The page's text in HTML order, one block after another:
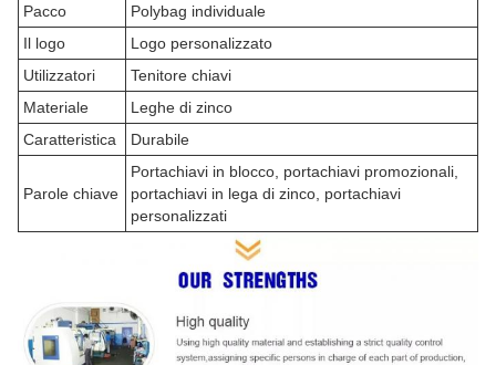
Pacco
Polybag individuale
Il logo
Logo personalizzato
Utilizzatori
Tenitore chiavi
Materiale
Leghe di zinco
Caratteristica
Durabile
Parole chiave
Portachiavi in blocco, portachiavi promozionali,
portachiavi in lega di zinco, portachiavi
personalizzati